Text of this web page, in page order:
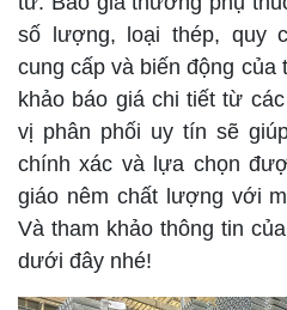
số lượng, loại thép, quy
cung cấp và biến động
khảo báo giá chi tiết từ
vị phân phối uy tín sẽ
chính xác và lựa chọn
giáo nêm chất lượng với
Và tham khảo thông tin của
dưới đây nhé!